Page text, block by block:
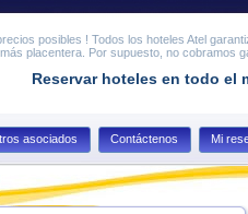
posibles ! Todos los hoteles Atel
placentera. Por supuesto, no cobramos
Reservar hoteles en todo el
asociados Contáctenos Mi